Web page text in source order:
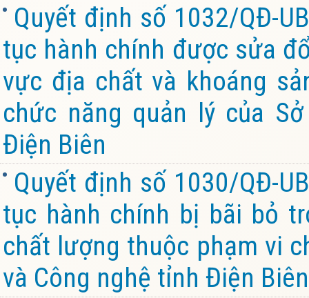
Quyết định số 1032/QĐ-
tục hành chính được sửa
vực địa chất và khoáng
chức năng quản lý của
Điện Biên
Quyết định số 1030/QĐ-
tục hành chính bị bãi bỏ
chất lượng thuộc phạm vi
và Công nghệ tỉnh Điện Biên